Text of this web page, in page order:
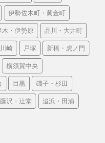
伊勢佐木町・黄金町
木・伊勢原 品川・大井町
川崎 戸塚 新橋・虎ノ門
横須賀中央
目黒 磯子・杉田
藤沢・辻堂 追浜・田浦